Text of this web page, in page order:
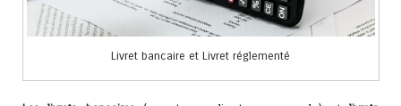
Livret bancaire et Livret réglementé